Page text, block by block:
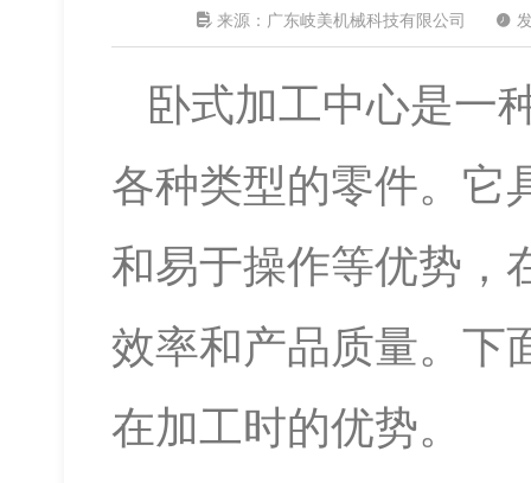
 来源：广东岐美机械科技有限公司 
卧式加工中心是一
各种类型的零件。它
和易于操作等优势，
效率和产品质量。下
在加工时的优势。